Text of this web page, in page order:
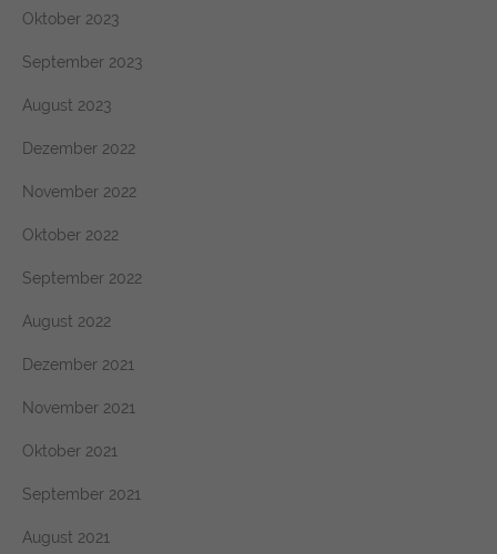
Oktober 2023
September 2023
August 2023
Dezember 2022
November 2022
Oktober 2022
September 2022
August 2022
Dezember 2021
November 2021
Oktober 2021
September 2021
August 2021